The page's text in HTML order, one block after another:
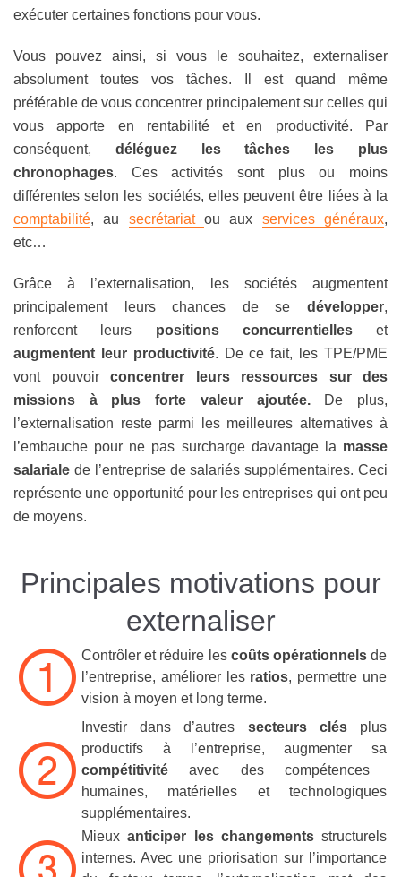
exécuter certaines fonctions pour vous.
Vous pouvez ainsi, si vous le souhaitez, externaliser
absolument toutes vos tâches. Il est quand même
préférable de vous concentrer principalement sur celles qui
vous apporte en rentabilité et en productivité. Par
conséquent, déléguez les tâches les plus
chronophages. Ces activités sont plus ou moins
différentes selon les sociétés, elles peuvent être liées à la
comptabilité, au secrétariatou aux services généraux,
etc…
Grâce à l’externalisation, les sociétés augmentent
principalement leurs chances de se développer,
renforcent leurs positions concurrentielleset
augmentent leur productivité. De ce fait, les TPE/PME
vont pouvoir concentrer leurs ressources sur des
missions à plus forte valeur ajoutée.De plus,
l’externalisation reste parmi les meilleures alternatives à
l’embauche pour ne pas surcharge davantage la masse
salariale de l’entreprise de salariés supplémentaires. Ceci
représente une opportunité pour les entreprises qui ont peu
de moyens.
Principales motivations pour
externaliser
Contrôler et réduire les coûts opérationnelsde
l’entreprise, améliorer les ratios, permettre une
vision à moyen et long terme.
Investir dans d’autres secteurs clésplus
productifs à l’entreprise, augmenter sa
compétitivité avec des compétences
humaines, matérielles et technologiques
supplémentaires.
Mieux anticiper les changementsstructurels
internes. Avec une priorisation sur l’importance